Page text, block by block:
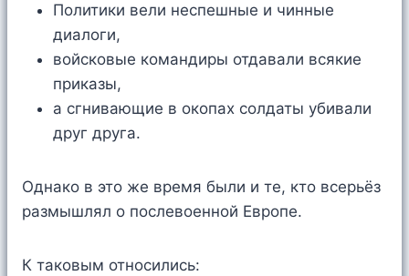
Политики вели неспешные и чинные
диалоги,
войсковые командиры отдавали всякие
приказы,
а сгнивающие в окопах солдаты убивали
друг друга.
Однако в это же время были и те, кто всерьёз
размышлял о послевоенной Европе.
К таковым относились: